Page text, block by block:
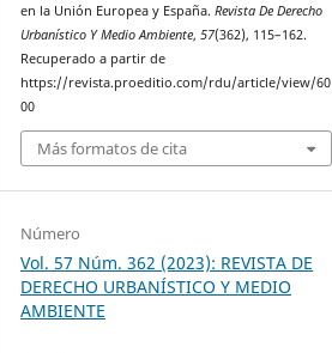
en la Unión Europea y España.Revista De Derecho
Urbanístico Y Medio Ambiente,57(362), 115–162.
Recuperado a partir de
https://revista.proeditio.com/rdu/article/view/60
00
Más formatos de cita
Número
Vol. 57 Núm. 362 (2023): REVISTA DE
DERECHO URBANÍSTICO Y MEDIO
AMBIENTE